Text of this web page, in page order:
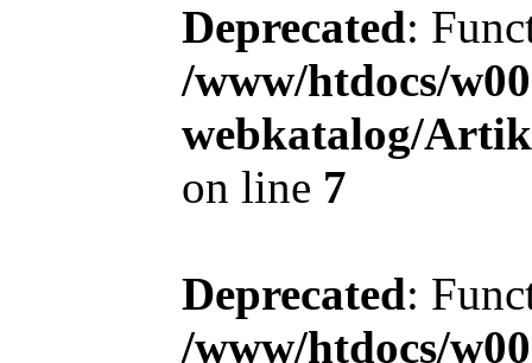
Deprecated:
/www/htdocs/
webkatalog/
on line 7
Deprecated:
/www/htdocs/